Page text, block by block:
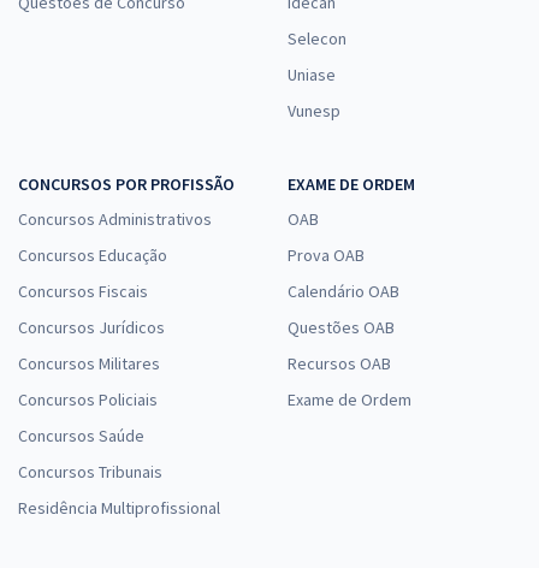
Selecon
Uniase
Vunesp
CONCURSOS POR PROFISSÃO
Concursos Administrativos
Concursos Educação
Concursos Fiscais
Concursos Jurídicos
Concursos Militares
Concursos Policiais
Concursos Saúde
Concursos Tribunais
Residência Multiprofissional
EXAME DE ORDEM
OAB
Prova OAB
Calendário OAB
Questões OAB
Recursos OAB
Exame de Ordem